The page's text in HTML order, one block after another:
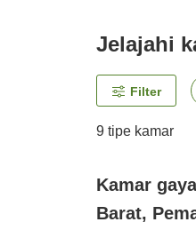
Jelajahi
Filter
9 tipe kamar
Kamar
Barat,